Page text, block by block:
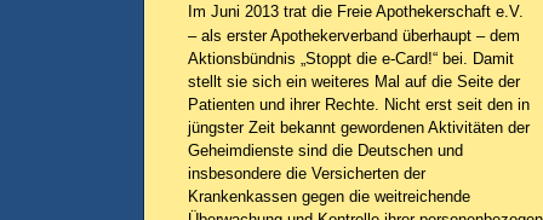
Im Juni 2013 trat die Freie Apothekerschaft e.V.
– als erster Apothekerverband überhaupt – dem
Aktionsbündnis „Stoppt die e-Card!“ bei. Damit
stellt sie sich ein weiteres Mal auf die Seite der
Patienten und ihrer Rechte. Nicht erst seit den in
jüngster Zeit bekannt gewordenen Aktivitäten der
Geheimdienste sind die Deutschen und
insbesondere die Versicherten der
Krankenkassen gegen die weitreichende